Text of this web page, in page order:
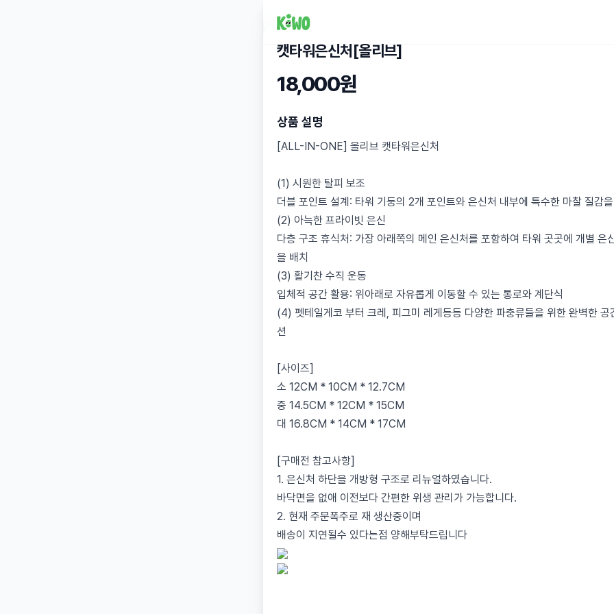
캣타워은신처[올리브]
18,000원
상품 설명
[ALL-IN-ONE] 올리브 캣타워은신처
(1) 시원한 탈피 보조
더블 포인트 설계: 타워 기둥의 2개 포인트와 은신처 내부에 특수한 마찰 질감
(2) 아늑한 프라이빗 은신
다층 구조 휴식처: 가장 아래쪽의 메인 은신처를 포함하여 타워 곳곳에 개별 은
을 배치
(3) 활기찬 수직 운동
입체적 공간 활용: 위아래로 자유롭게 이동할 수 있는 통로와 계단식
(4) 펫테일게코 부터 크레, 피그미 레게등등 다양한 파충류들을 위한 완벽한 공
션
[사이즈]
소 12CM * 10CM * 12.7CM
중 14.5CM * 12CM * 15CM
대 16.8CM * 14CM * 17CM
[구매전 참고사항]
1. 은신처 하단을 개방형 구조로 리뉴얼하였습니다.
바닥면을 없애 이전보다 간편한 위생 관리가 가능합니다.
2. 현재 주문폭주로 재 생산중이며
배송이 지연될수 있다는점 양해부탁드립니다